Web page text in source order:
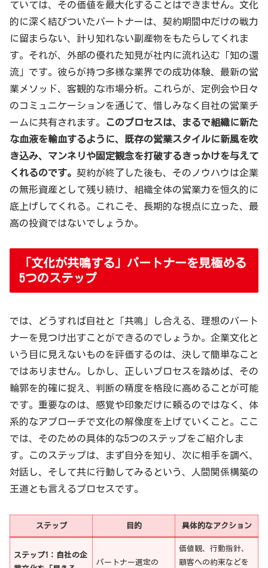
ていては、その価値を最大化することはできません。文化
的に深く結びついたパートナーは、契約期間中だけの戦力
に留まらない、計り知れない副産物をもたらしてくれま
す。それが、外部の優れた知見が社内に流れ込む「知の還
流」です。彼らが持つ多様な業界での成功体験、最新の営
業メソッド、客観的な市場分析。これらが、定例会や日々
のコミュニケーションを通じて、惜しみなく自社の営業チ
ームに共有されます。
このプロセスは、まるで組織に新た
な血液を輸血するように、既存の営業スタイルに新風を吹
き込み、マンネリや固定観念を打破するきっかけを与えて
くれるのです。 契約が終了した後も、そのノウハウは企業
の無形資産として残り続け、組織全体の営業力を恒久的に
底上げしてくれる。これこそ、長期的な視点に立った、最
高の投資ではないでしょうか。
「文化が共鳴する」パートナーを見極める
5つのステップ
では、どうすれば自社と「共鳴」し合える、理想のパート
ナーを見つけ出すことができるのでしょうか。企業文化と
いう目に見えないものを評価するのは、決して簡単なこと
ではありません。しかし、正しいプロセスを踏めば、その
輪郭を的確に捉え、判断の精度を格段に高めることが可能
です。重要なのは、感覚や印象だけに頼るのではなく、体
系的なアプローチで文化の解像度を上げていくこと。ここ
では、そのための具体的な5つのステップをご紹介しま
す。このステップは、まず自分を知り、次に相手を調べ、
対話し、そして共に行動してみるという、人間関係構築の
王道とも言えるプロセスです。
ステップ 目的 具体的なアクション
ステップ1：自社の企
パートナー選定の
価値観、行動指針、
顧客への約束などを